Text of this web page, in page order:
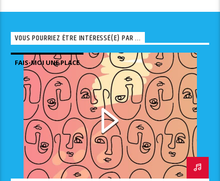
VOUS POURRIEZ ÊTRE INTÉRESSÉ(E) PAR ...
FAIS-MOI UNE PLACE